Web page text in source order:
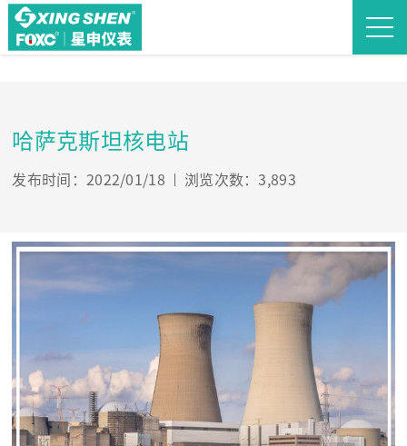
哈萨克斯坦核电站
发布时间：2022/01/18 浏览次数：3,893